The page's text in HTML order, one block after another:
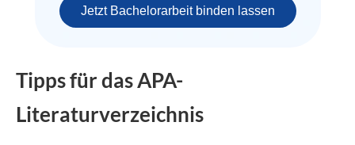
Jetzt Bachelorarbeit binden lassen
Tipps für das APA-
Literaturverzeichnis